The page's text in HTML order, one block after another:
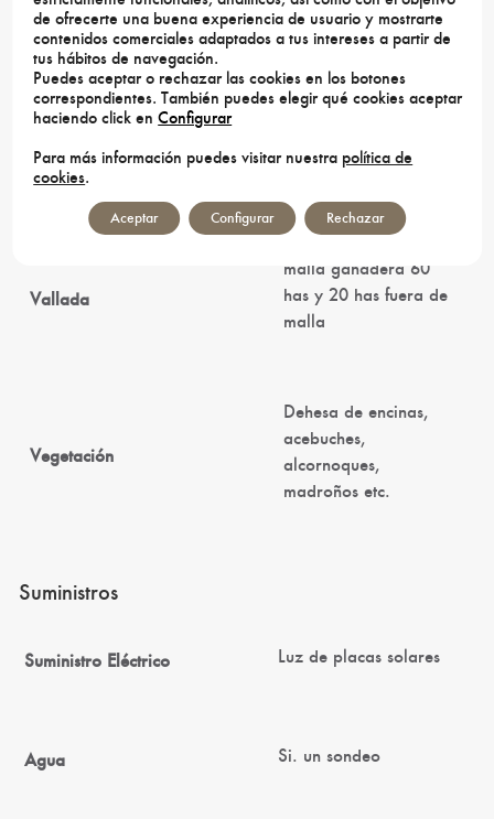
almacén
Finca muy cochinera,
torretas y comederos
Vallada
malla ganadera 60
has y 20 has fuera de
malla
Vegetación
Dehesa de encinas,
acebuches,
alcornoques,
madroños etc.
Suministros
Suministro Eléctrico Luz de placas solares
Agua Si. un sondeo
de ofrecerte una buena experiencia de usuario y mostrarte
contenidos comerciales adaptados a tus intereses a partir de
tus hábitos de navegación.
Puedes aceptar o rechazar las cookies en los botones
correspondientes. También puedes elegir qué cookies aceptar
haciendo click enConfigurar
Para más información puedes visitar nuestra política de
cookies.
Aceptar Rechazar
Configurar